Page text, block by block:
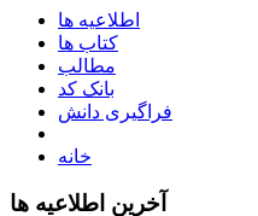
اطلاعیه ها
کتاب ها
مطالب
بانک کد
فراگیری دانش
خانه
آخرین اطلاعیه ها